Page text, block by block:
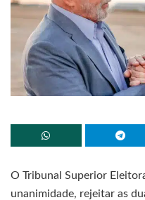
O Tribunal Superior
unanimidade, rejeitar as